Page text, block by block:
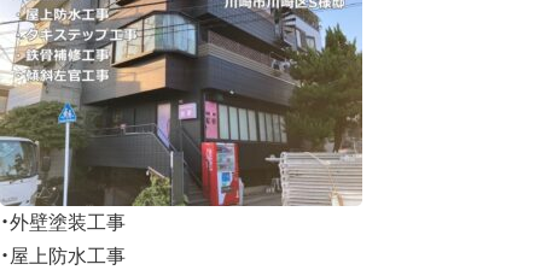
・外壁塗装工事
・屋上防水工事